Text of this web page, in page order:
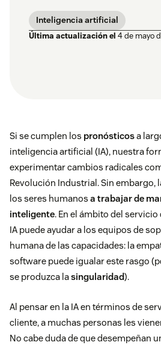
Inteligencia artificial
Última actualización el 4 de mayo
Si se cumplen los pronósticosa
inteligencia artificial (IA), nuestra
experimentar cambios radicales
Revolución Industrial. Sin embargo,
los seres humanos a trabajar de
inteligente. En el ámbito del
IA puede ayudar a los equipos de
humana de las capacidades: la
software puede igualar este rasgo
se produzca lasingularidad).
Al pensar en la IA en términos de
cliente, a muchas personas les
No cabe duda de que desempeñan